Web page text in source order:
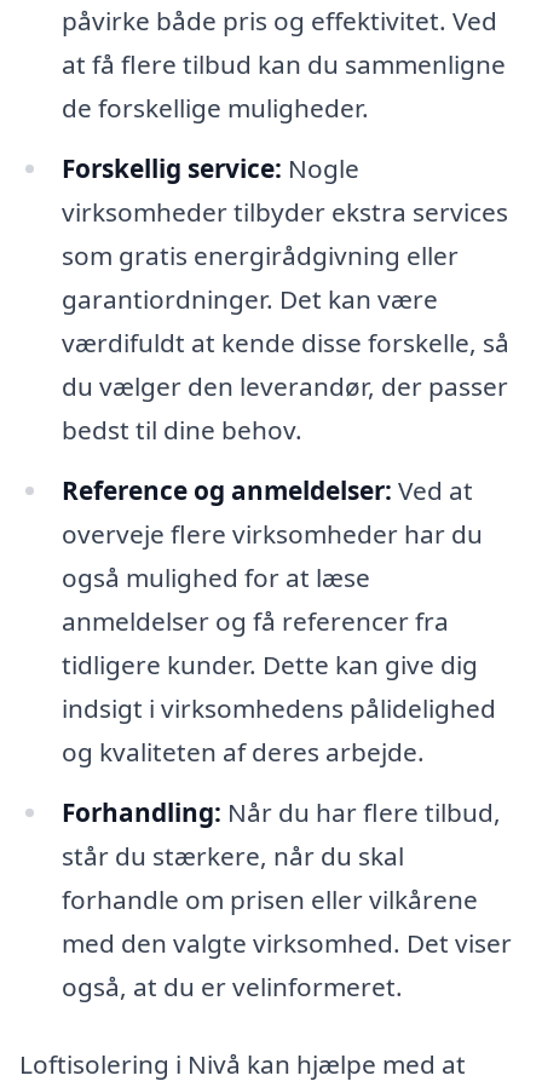
påvirke både pris og effektivitet. Ved
at få flere tilbud kan du sammenligne
de forskellige muligheder.
Forskellig service: Nogle
virksomheder tilbyder ekstra services
som gratis energirådgivning eller
garantiordninger. Det kan være
værdifuldt at kende disse forskelle, så
du vælger den leverandør, der passer
bedst til dine behov.
Reference og anmeldelser: Ved at
overveje flere virksomheder har du
også mulighed for at læse
anmeldelser og få referencer fra
tidligere kunder. Dette kan give dig
indsigt i virksomhedens pålidelighed
og kvaliteten af deres arbejde.
Forhandling: Når du har flere tilbud,
står du stærkere, når du skal
forhandle om prisen eller vilkårene
med den valgte virksomhed. Det viser
også, at du er velinformeret.
Loftisolering i Nivå kan hjælpe med at